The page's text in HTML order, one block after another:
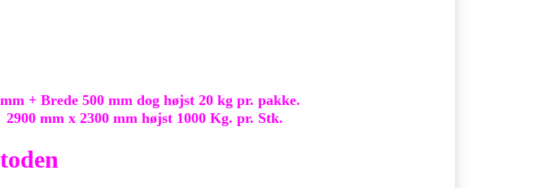
+ Brede 500 mm dog højst 20 kg pr. pakke.
mm x 2300 mm højst 1000 Kg. pr. Stk.